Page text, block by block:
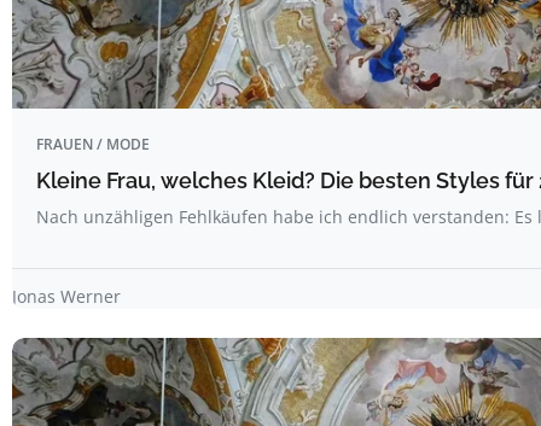
FRAUEN / MODE
Kleine Frau, welches Kleid? Die besten Styles
Nach unzähligen Fehlkäufen habe ich endlich verstanden:
Jonas Werner